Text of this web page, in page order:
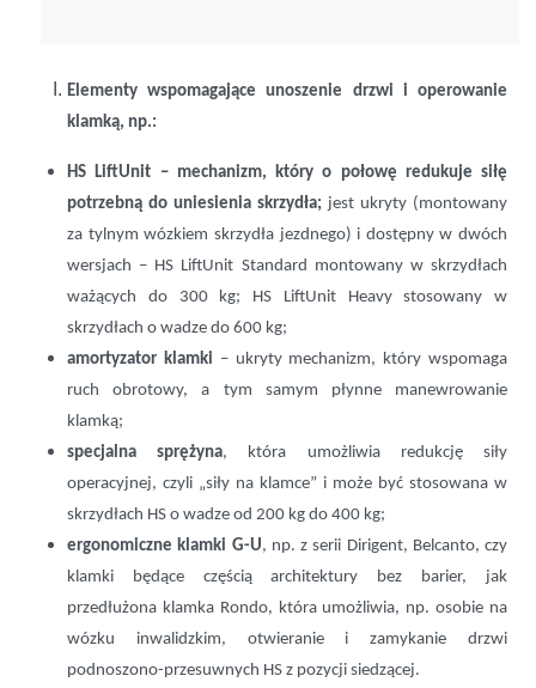
Elementy wspomagające unoszenie drzwi i operowanie
klamką, np.:
HS LiftUnit – mechanizm, który o połowę redukuje siłę
potrzebną do uniesienia skrzydła; jest ukryty (montowany
za tylnym wózkiem skrzydła jezdnego) i dostępny w dwóch
wersjach – HS LiftUnit Standard montowany w skrzydłach
ważących do 300 kg; HS LiftUnit Heavy stosowany w
skrzydłach o wadze do 600 kg;
amortyzator klamki – ukryty mechanizm, który wspomaga
ruch obrotowy, a tym samym płynne manewrowanie
klamką;
specjalna sprężyna, która umożliwia redukcję siły
operacyjnej, czyli „siły na klamce” i może być stosowana w
skrzydłach HS o wadze od 200 kg do 400 kg;
ergonomiczne klamki G-U, np. z serii Dirigent, Belcanto, czy
klamki będące częścią architektury bez barier, jak
przedłużona klamka Rondo, która umożliwia, np. osobie na
wózku inwalidzkim, otwieranie i zamykanie drzwi
podnoszono-przesuwnych HS z pozycji siedzącej.